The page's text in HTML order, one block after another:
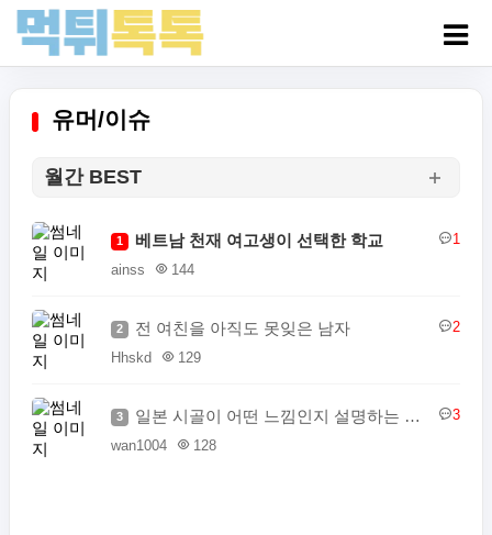
유머/이슈
월간 BEST
1 베트남 천재 여고생이 선택한 학교
1
ainss
144
2 전 여친을 아직도 못잊은 남자
2
Hhskd
129
3 일본 시골이 어떤 느낌인지 설명하는 일본인
3
wan1004
128